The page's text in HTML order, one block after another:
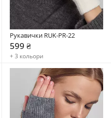
Рукавички RUK-PR-22
599 ₴
+ 3 кольори